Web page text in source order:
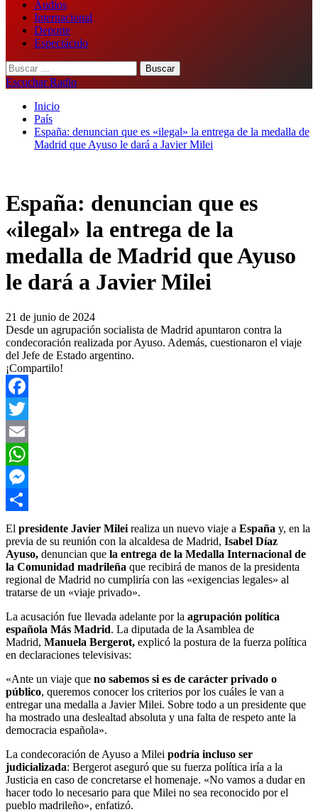
Audios
Internacional
Deporte
Espectáculo
Buscar:
Escuchar Radio
Inicio
País
España: denuncian que es «ilegal» la entrega de la medalla de
Madrid que Ayuso le dará a Javier Milei
España: denuncian que es
«ilegal» la entrega de la
medalla de Madrid que Ayuso
le dará a Javier Milei
21 de junio de 2024
Desde un agrupación socialista de Madrid apuntaron contra la
condecoración realizada por Ayuso. Además, cuestionaron el viaje
del Jefe de Estado argentino.
¡Compartilo!
Facebook
Twitter
Email
WhatsApp
Messenger
Compartir
El presidente Javier Milei realiza un nuevo viaje a España y, en la
previa de su reunión con la alcaldesa de Madrid, Isabel Díaz
Ayuso, denuncian que la entrega de la Medalla Internacional de
la Comunidad madrileña que recibirá de manos de la presidenta
regional de Madrid no cumpliría con las «exigencias legales» al
tratarse de un «viaje privado».
La acusación fue llevada adelante por la agrupación política
española Más Madrid. La diputada de la Asamblea de
Madrid, Manuela Bergerot, explicó la postura de la fuerza política
en declaraciones televisivas:
«Ante un viaje que no sabemos si es de carácter privado o
público, queremos conocer los criterios por los cuáles le van a
entregar una medalla a Javier Milei. Sobre todo a un presidente que
ha mostrado una deslealtad absoluta y una falta de respeto ante la
democracia española».
La condecoración de Ayuso a Milei podría incluso ser
judicializada: Bergerot aseguró que su fuerza política iría a la
Justicia en caso de concretarse el homenaje. «No vamos a dudar en
hacer todo lo necesario para que Milei no sea reconocido por el
pueblo madrileño», enfatizó.